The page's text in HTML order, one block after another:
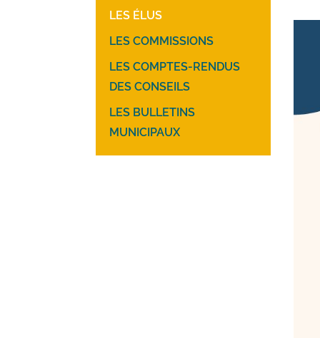
LES ÉLUS
LES COMMISSIONS
LES COMPTES-RENDUS
DES CONSEILS
LES BULLETINS
MUNICIPAUX